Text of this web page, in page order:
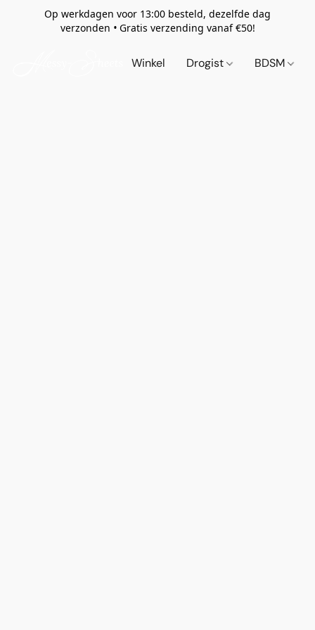
Op werkdagen voor 13:00 besteld, dezelfde dag
verzonden • Gratis verzending vanaf €50!
Winkel Drogist BDSM